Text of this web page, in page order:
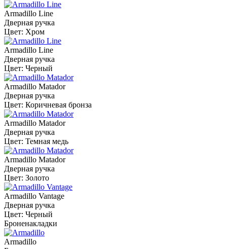
Armadillo Line
Дверная ручка
Цвет: Хром
Armadillo Line
Дверная ручка
Цвет: Черный
Armadillo Matador
Дверная ручка
Цвет: Коричневая бронза
Armadillo Matador
Дверная ручка
Цвет: Темная медь
Armadillo Matador
Дверная ручка
Цвет: Золото
Armadillo Vantage
Дверная ручка
Цвет: Черный
Броненакладки
Armadillo